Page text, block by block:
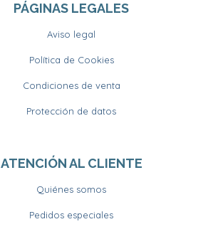
PÁGINAS LEGALES
Aviso legal
Política de Cookies
Condiciones de venta
Protección de datos
ATENCIÓN AL CLIENTE
Quiénes somos
Pedidos especiales